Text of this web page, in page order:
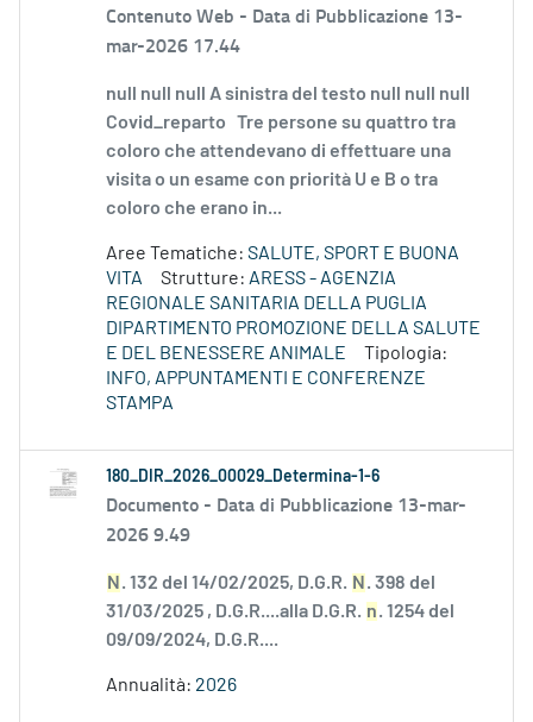
Contenuto Web - Data di Pubblicazione 13-
mar-2026 17.44
null null null A sinistra del testo null null null
Covid_reparto Tre persone su quattro tra
coloro che attendevano di effettuare una
visita o un esame con priorità U e B o tra
coloro che erano in...
Aree Tematiche: SALUTE, SPORT E BUONA
VITA
Strutture: ARESS - AGENZIA
REGIONALE SANITARIA DELLA PUGLIA
DIPARTIMENTO PROMOZIONE DELLA SALUTE
E DEL BENESSERE ANIMALE
Tipologia:
INFO, APPUNTAMENTI E CONFERENZE
STAMPA
180_DIR_2026_00029_Determina-1-6
Documento - Data di Pubblicazione 13-mar-
2026 9.49
N . 132 del 14/02/2025, D.G.R. N . 398 del
31/03/2025 , D.G.R....alla D.G.R. n. 1254 del
09/09/2024, D.G.R....
Annualità: 2026